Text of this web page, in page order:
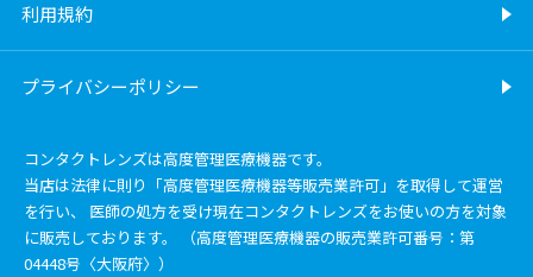
利用規約
プライバシーポリシー
コンタクトレンズは高度管理医療機器です。
当店は法律に則り「高度管理医療機器等販売業許可」を取得して運営
を行い、 医師の処方を受け現在コンタクトレンズをお使いの方を対象
に販売しております。 （高度管理医療機器の販売業許可番号：第
04448号〈大阪府〉）